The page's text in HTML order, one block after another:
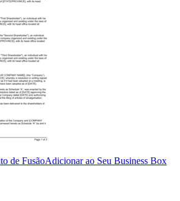
de FusãoAdicionar ao Seu Business Box